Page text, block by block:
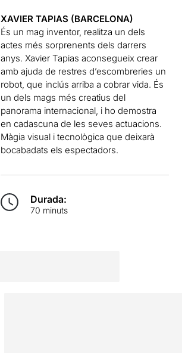
XAVIER TAPIAS (BARCELONA)
És un mag inventor, realitza un dels
actes més sorprenents dels darrers
anys. Xavier Tapias aconsegueix crear
amb ajuda de restres d’escombreries un
robot, que inclús arriba a cobrar vida. És
un dels mags més creatius del
panorama internacional, i ho demostra
en cadascuna de les seves actuacions.
Màgia visual i tecnològica que deixarà
bocabadats els espectadors.
Durada:
70 minuts